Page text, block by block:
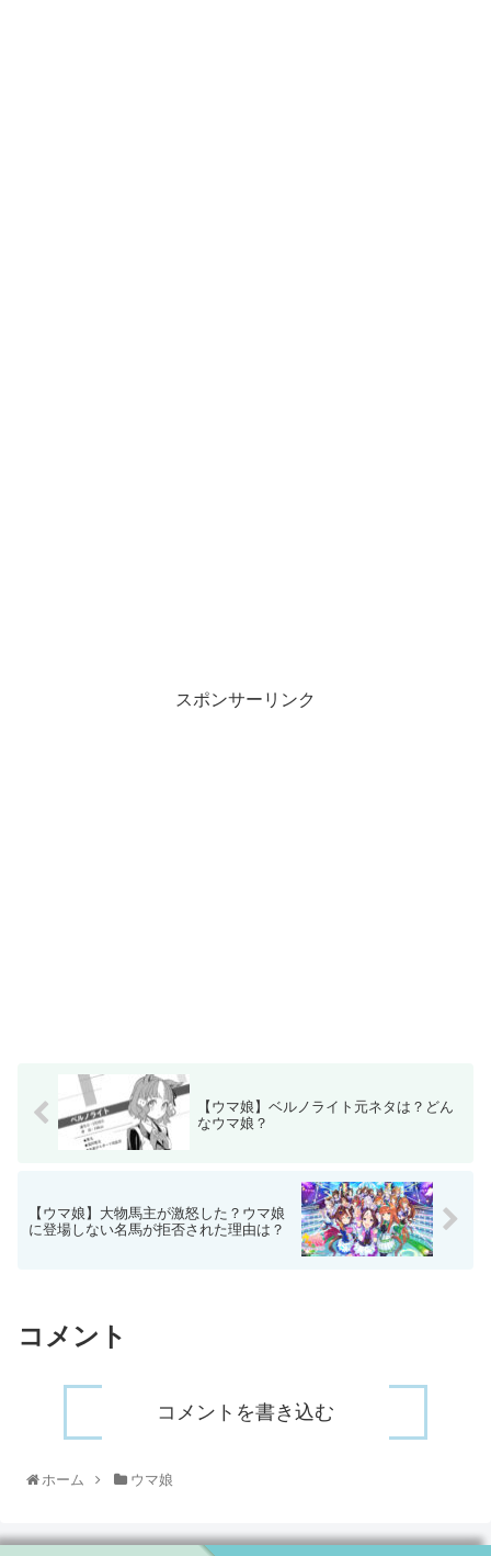
スポンサーリンク
【ウマ娘】ベルノライト元ネタは？どん
なウマ娘？
【ウマ娘】大物馬主が激怒した？ウマ娘
に登場しない名馬が拒否された理由は？
コメント
コメントを書き込む
ホーム ウマ娘